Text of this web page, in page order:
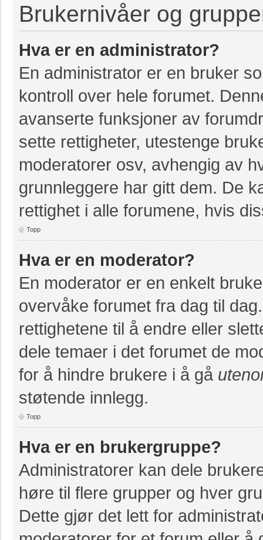
Brukernivåer og
Hva er en administrator?
En administrator er en bruker
kontroll over hele forumet.
avanserte funksjoner av
sette rettigheter, utestenge
moderatorer osv, avhengig av
grunnleggere har gitt dem. De
rettighet i alle forumene, hvis
Topp
Hva er en moderator?
En moderator er en enkelt
overvåke forumet fra dag til
rettighetene til å endre eller
dele temaer i det forumet de
for å hindre brukere i å gå
støtende innlegg.
Topp
Hva er en brukergruppe?
Administratorer kan dele
høre til flere grupper og hver
Dette gjør det lett for